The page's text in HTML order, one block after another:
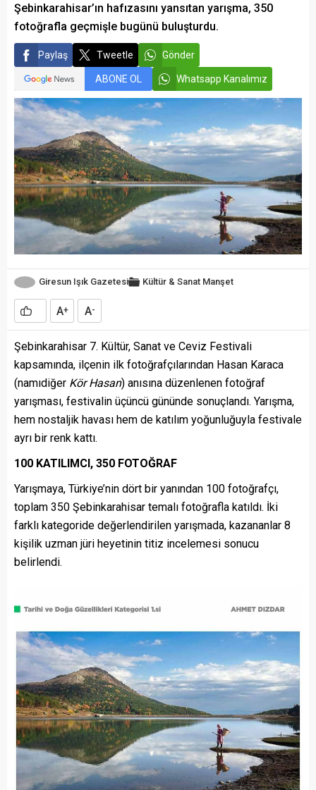
Şebinkarahisar’ın hafızasını yansıtan yarışma, 350
fotoğrafla geçmişle bugünü buluşturdu.
Paylaş Tweetle Gönder
ABONE OL Whatsapp Kanalımız
Giresun Işık Gazetesi Kültür & Sanat Manşet
A+ A-
Şebinkarahisar 7. Kültür, Sanat ve Ceviz Festivali
kapsamında, ilçenin ilk fotoğrafçılarından Hasan Karaca
(namıdiğer Kör Hasan) anısına düzenlenen fotoğraf
yarışması, festivalin üçüncü gününde sonuçlandı. Yarışma,
hem nostaljik havası hem de katılım yoğunluğuyla festivale
ayrı bir renk kattı.
100 KATILIMCI, 350 FOTOĞRAF
Yarışmaya, Türkiye’nin dört bir yanından 100 fotoğrafçı,
toplam 350 Şebinkarahisar temalı fotoğrafla katıldı. İki
farklı kategoride değerlendirilen yarışmada, kazananlar 8
kişilik uzman jüri heyetinin titiz incelemesi sonucu
belirlendi.